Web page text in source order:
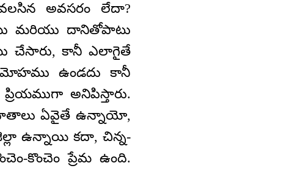
అవసరం లేదా?
మరియు దానితోపాటు
చేసారు, కానీ ఎలాగైతే
మోహము ఉండదు కానీ
అనిపిస్తారు.
ఏవైతే ఉన్నాయో,
ఉన్నాయి కదా, చిన్న-
కొంచెం ప్రేమ ఉంది.